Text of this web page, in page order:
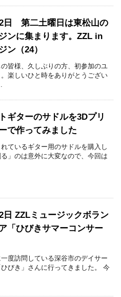
日 第二土曜日は東松山の
ンに集まります。ZZL in
ン（24）
皆様、久しぶりの方、初参加のユ
。楽しいひと時をありがとうござい
ギターのサドルを3Dプリ
で作ってみました
ているギター用のサドルを購入し
」のは意外に大変なので、今回は
日 ZZLミュージックボラン
「ひびきサマーコンサー
度訪問している深谷市のデイサー
ひびき」さんに行ってきました。 今